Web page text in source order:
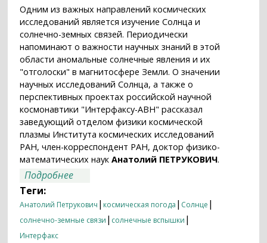
Одним из важных направлений космических
исследований является изучение Солнца и
солнечно-земных связей. Периодически
напоминают о важности научных знаний в этой
области аномальные солнечные явления и их
"отголоски" в магнитосфере Земли. О значении
научных исследований Солнца, а также о
перспективных проектах российской научной
космонавтики "Интерфаксу-АВН" рассказал
заведующий отделом физики космической
плазмы Института космических исследований
РАН, член-корреспондент РАН, доктор физико-
математических наукАнатолий ПЕТРУКОВИЧ.
Подробнее
не располагает собственными
космическими аппаратами для
наблюдения за Солнцем"
Теги:
Анатолий Петрукович | космическая погода | Солнце |
солнечно-земные связи | солнечные вспышки |
Интерфакс